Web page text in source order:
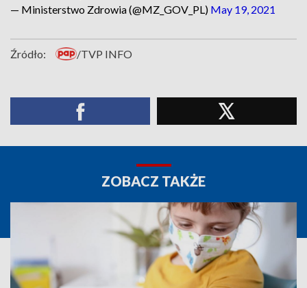
— Ministerstwo Zdrowia (@MZ_GOV_PL) May 19, 2021
Źródło: /TVP INFO
ZOBACZ TAKŻE